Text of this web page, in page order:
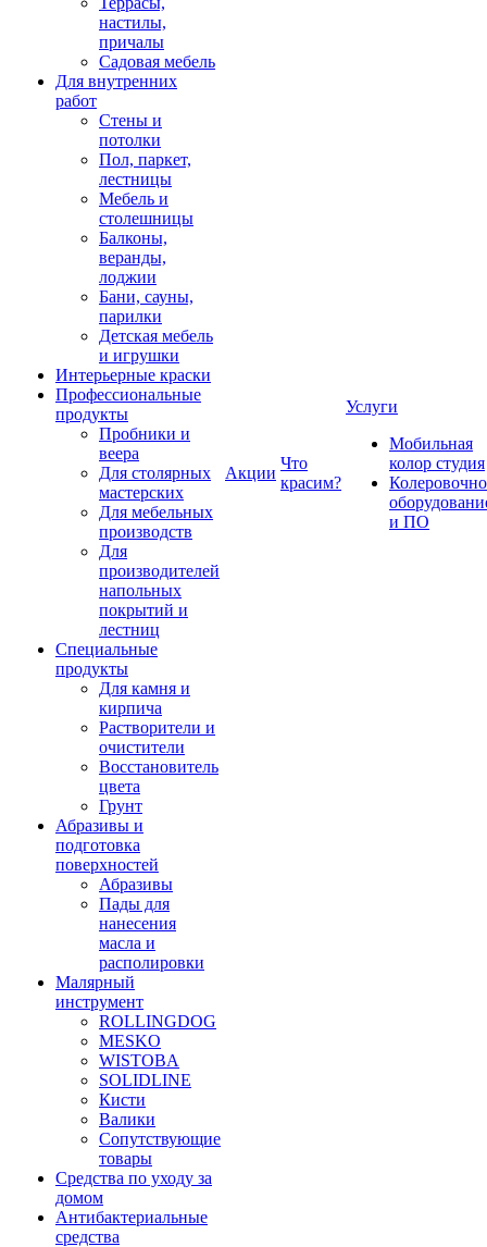
настилы,
причалы
Садовая мебель
Для внутренних
работ
Стены и
потолки
Пол, паркет,
лестницы
Мебель и
столешницы
Балконы,
веранды,
лоджии
Бани, сауны,
парилки
Детская мебель
и игрушки
Интерьерные краски
Профессиональные
продукты
Пробники и
веера
Для столярных
мастерских
Для мебельных
производств
Для
производителей
напольных
покрытий и
лестниц
Специальные
продукты
Для камня и
кирпича
Растворители и
очистители
Восстановитель
цвета
Грунт
Абразивы и
подготовка
поверхностей
Абразивы
Пады для
нанесения
масла и
располировки
Малярный
инструмент
ROLLINGDOG
MESKO
WISTOBA
SOLIDLINE
Кисти
Валики
Сопутствующие
товары
Средства по уходу за
домом
Антибактериальные
средства
Акции
Что
красим?
Услуги
Мобильная
колор студия
и ПО